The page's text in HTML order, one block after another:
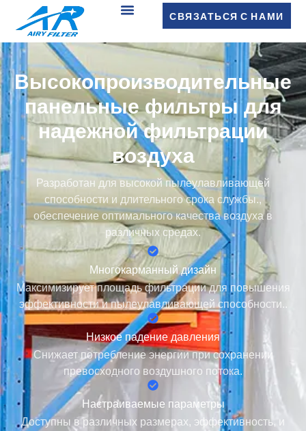
СВЯЗАТЬСЯ С НАМИ
Высокопроизводительные
панельные фильтры для
надежной фильтрации
воздуха
Разработан для высокой пылеулавливающей
способности и длительного срока службы.,
обеспечение оптимального качества воздуха в
различных средах.
Многокарманный дизайн
Максимизирует площадь фильтрации для повышения
эффективности и пылеулавливающей способности..
Низкое падение давления
Снижает потребление энергии при сохранении
превосходного воздушного потока.
Настраиваемые параметры
Доступны в различных размерах, эффективность, и